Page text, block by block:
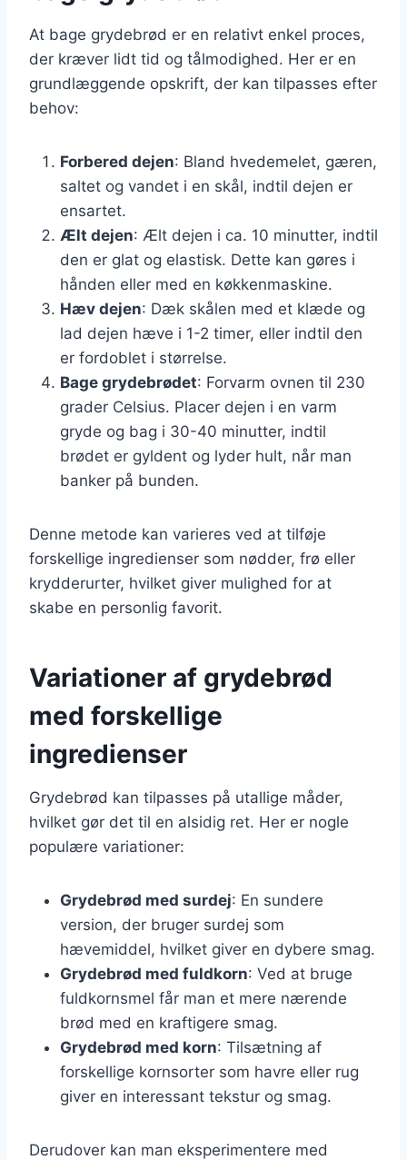
At bage grydebrød er en relativt enkel proces,
der kræver lidt tid og tålmodighed. Her er en
grundlæggende opskrift, der kan tilpasses efter
behov:
Forbered dejen: Bland hvedemelet, gæren,
saltet og vandet i en skål, indtil dejen er
ensartet.
Ælt dejen: Ælt dejen i ca. 10 minutter, indtil
den er glat og elastisk. Dette kan gøres i
hånden eller med en køkkenmaskine.
Hæv dejen: Dæk skålen med et klæde og
lad dejen hæve i 1-2 timer, eller indtil den
er fordoblet i størrelse.
Bage grydebrødet: Forvarm ovnen til 230
grader Celsius. Placer dejen i en varm
gryde og bag i 30-40 minutter, indtil
brødet er gyldent og lyder hult, når man
banker på bunden.
Denne metode kan varieres ved at tilføje
forskellige ingredienser som nødder, frø eller
krydderurter, hvilket giver mulighed for at
skabe en personlig favorit.
Variationer af grydebrød
med forskellige
ingredienser
Grydebrød kan tilpasses på utallige måder,
hvilket gør det til en alsidig ret. Her er nogle
populære variationer:
Grydebrød med surdej: En sundere
version, der bruger surdej som
hævemiddel, hvilket giver en dybere smag.
Grydebrød med fuldkorn: Ved at bruge
fuldkornsmel får man et mere nærende
brød med en kraftigere smag.
Grydebrød med korn: Tilsætning af
forskellige kornsorter som havre eller rug
giver en interessant tekstur og smag.
Derudover kan man eksperimentere med